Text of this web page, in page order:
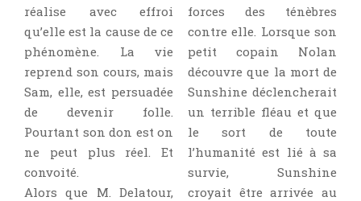
réalise avec effroi
qu’elle est la cause de ce
phénomène. La vie
reprend son cours, mais
Sam, elle, est persuadée
de devenir folle.
Pourtant son don est on
ne peut plus réel. Et
convoité.
Alors que M. Delatour,
forces des ténèbres
contre elle. Lorsque son
petit copain Nolan
découvre que la mort de
Sunshine déclencherait
un terrible fléau et que
le sort de toute
l’humanité est lié à sa
survie, Sunshine
croyait être arrivée au